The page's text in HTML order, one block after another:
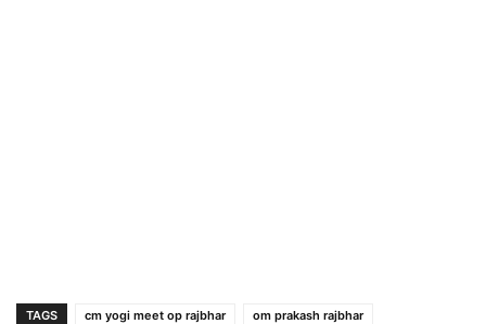
TAGS cm yogi meet op rajbhar
om prakash rajbhar